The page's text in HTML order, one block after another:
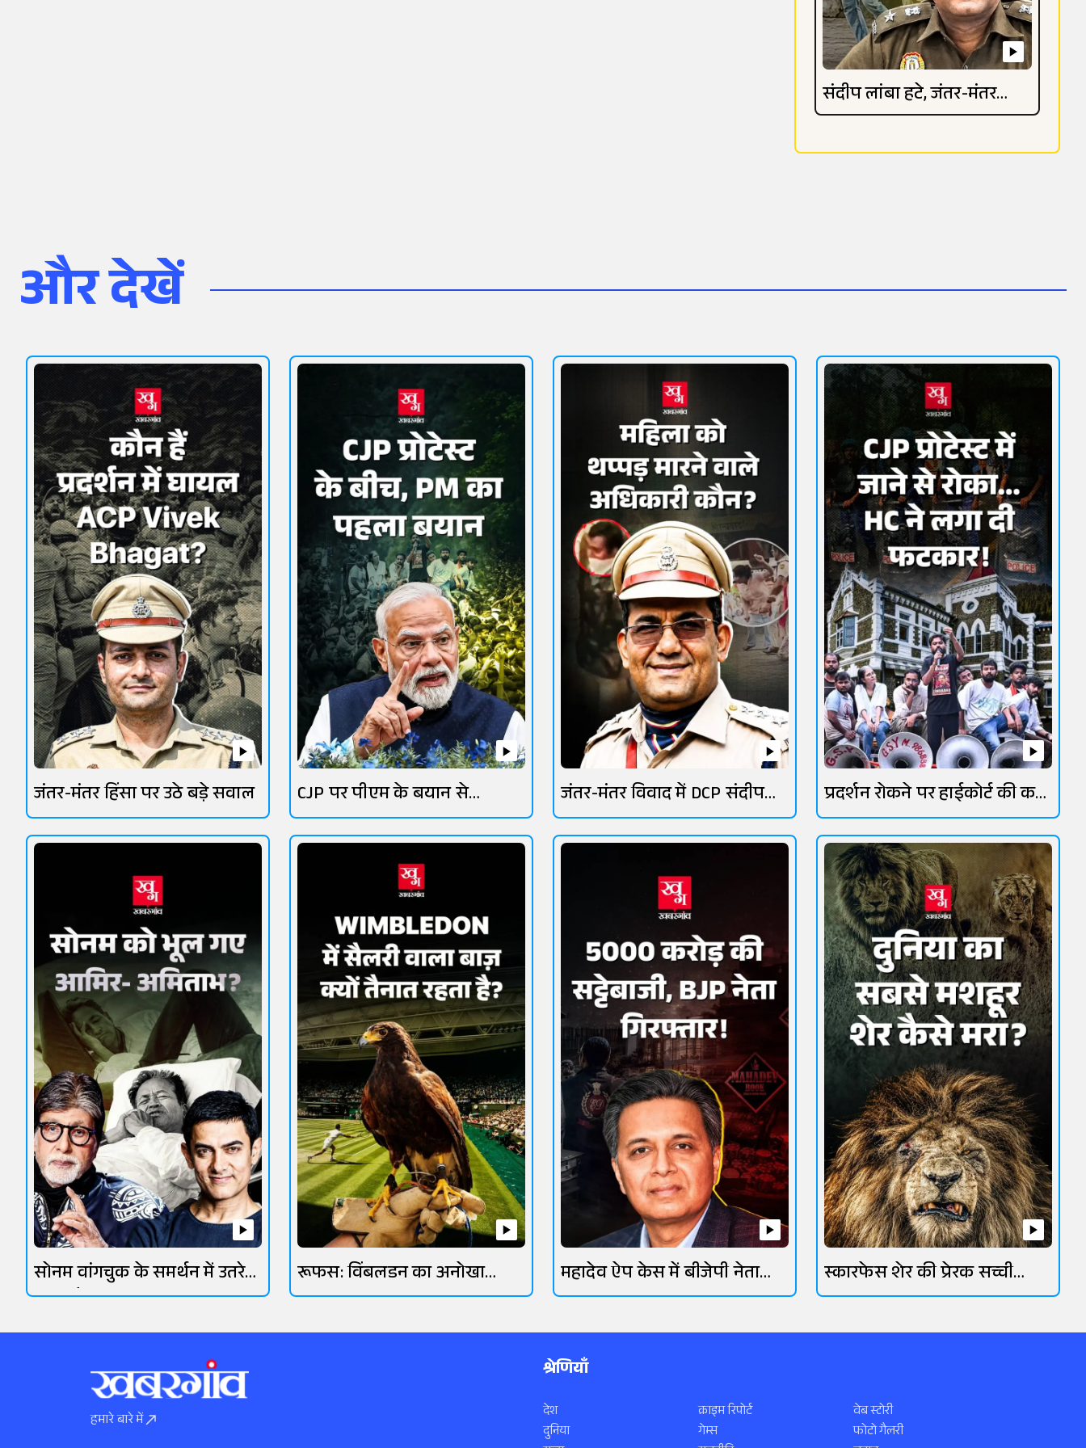
संदीप लांबा हटे, जंतर-मंतर
विवाद गहराया
और देखें
जंतर-मंतर हिंसा पर उठे बड़े सवाल
CJP पर पीएम के बयान से
सियासत तेज
जंतर-मंतर विवाद में DCP संदीप
लांबा चर्चा में
प्रदर्शन रोकने पर हाईकोर्ट की कड़ी
फटकार
सोनम वांगचुक के समर्थन में उतरे
ओमी वैद्य
रूफस: विंबलडन का अनोखा
आसमानी रक्षक
महादेव ऐप केस में बीजेपी नेता
गिरफ्तार
स्कारफेस शेर की प्रेरक सच्ची
कहानी
हमारे बारे में
श्रेणियाँ
देश
दुनिया
क्राइम रिपोर्ट
गेम्स
वेब स्टोरी
फोटो गैलरी